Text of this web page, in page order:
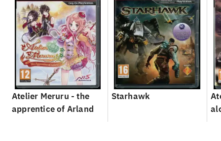
Atelier Meruru - the
apprentice of Arland
Starhawk